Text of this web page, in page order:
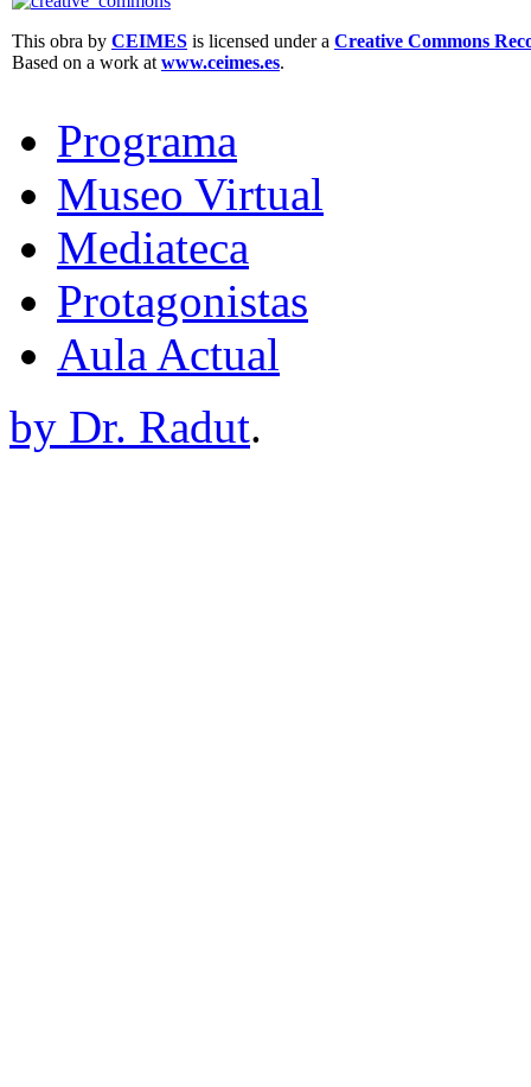
This obra by CEIMES is licensed under a Creative Commons
Based on a work at www.ceimes.es.
Programa
Museo Virtual
Mediateca
Protagonistas
Aula Actual
by Dr. Radut.